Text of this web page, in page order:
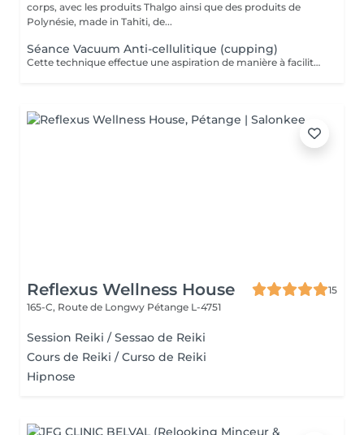
corps, avec les produits Thalgo ainsi que des produits de
Polynésie, made in Tahiti, de...
Séance Vacuum Anti-cellulitique (cupping)
Cette technique effectue une aspiration de manière à faciliter le drainage du liquide retenu dans les cellules et à favoriser la circulation sanguine. La combinaison de ces deux effets aide à extraire les adipocytes et favorise l'oxygénation des tissus. Pour cette raison, c'est un traitement recommandé contre la cellulite.
Reflexus Wellness House
15
165-C, Route de Longwy Pétange L-4751
Session Reiki / Sessao de Reiki
Cours de Reiki / Curso de Reiki
Hipnose